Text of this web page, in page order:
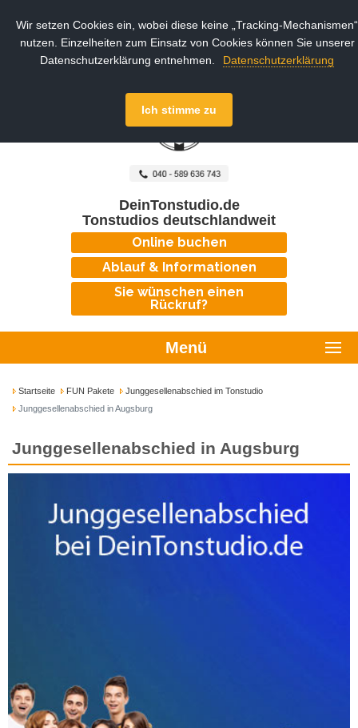
Wir setzen Cookies ein, wobei diese keine „Tracking-Mechanismen“
nutzen. Einzelheiten zum Einsatz von Cookies können Sie unserer
Datenschutzerklärung entnehmen.
Datenschutzerklärung
Ich stimme zu
DeinTonstudio.de
Tonstudios deutschlandweit
Online buchen
Ablauf & Informationen
Sie wünschen einen
Rückruf?
Menü
Startseite FUN Pakete
Junggesellenabschied im Tonstudio
Junggesellenabschied in Augsburg
Junggesellenabschied in Augsburg